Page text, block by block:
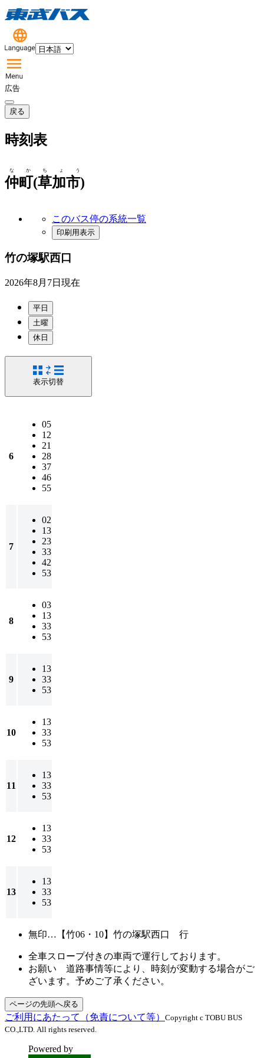
広告
戻る
時刻表
仲町(草加市)
なかちょう
このバス停の系統一覧
印刷用表示
竹の塚駅西口
2026年8月7日 現在
平日
土曜
休日
表示切替
6
05
12
21
28
37
46
55
7
02
13
23
33
42
53
8
03
13
33
53
9
13
33
53
10
13
33
53
11
13
33
53
12
13
33
53
13
13
33
53
無印… 【竹06・10】竹の塚駅西口 行
全車スロープ付きの車両で運行しております。
お願い 道路事情等により、時刻が変動する場合がご
ざいます。予めご了承ください。
ページの先頭へ戻る
ご利用にあたって（免責について等） Copyright c TOBU BUS
CO.,LTD. All rights reserved.
Powered by